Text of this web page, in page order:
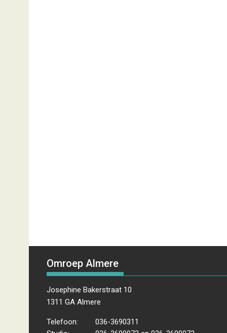
Omroep Almere
Josephine Bakerstraat 10
1311 GA Almere
Telefoon:
036-3690311